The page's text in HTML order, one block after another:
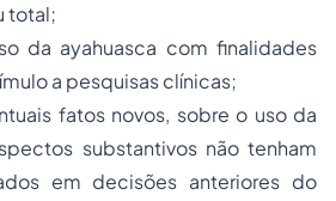
total;
da ayahuasca com finalidades
a pesquisas clínicas;
fatos novos, sobre o uso da
substantivos não tenham
em decisões anteriores do